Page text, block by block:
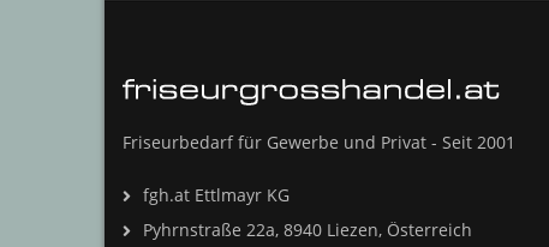
Friseurbedarf für Gewerbe und Privat - Seit 2001
fgh.at Ettlmayr KG
Pyhrnstraße 22a, 8940 Liezen, Österreich